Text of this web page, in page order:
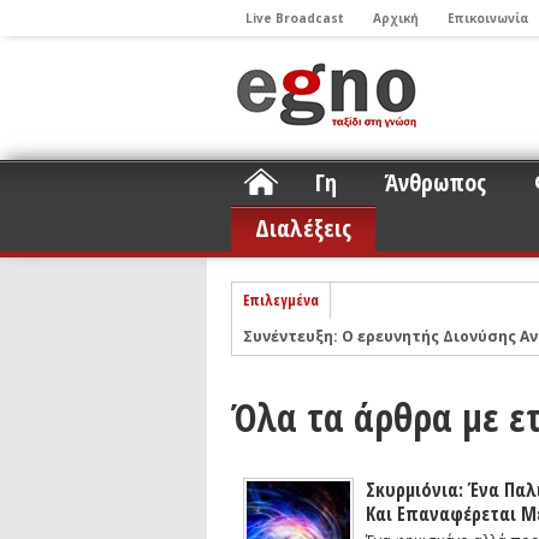
Live Broadcast Αρχική Επικοινωνία
Γη Άνθρωπος
Διαλέξεις
Επιλεγμένα
Συνέντευξη: Ο ερευνητής Διονύσης
ΝΕLIOTA: Το ερευνητικό
Podcast: Συζήτηση με τον
Podcast: Ο Διονύσης Σιμόπουλος
Άρθρο με αφορμή το Nobel Φυσικής
Συνέντευξη: Το ελληνικό
Συνέντευξη: Ο ερευνητής
Όλα τα άρθρα με
Σκυρμιόνια: Ένα
Και Επαναφέρεται